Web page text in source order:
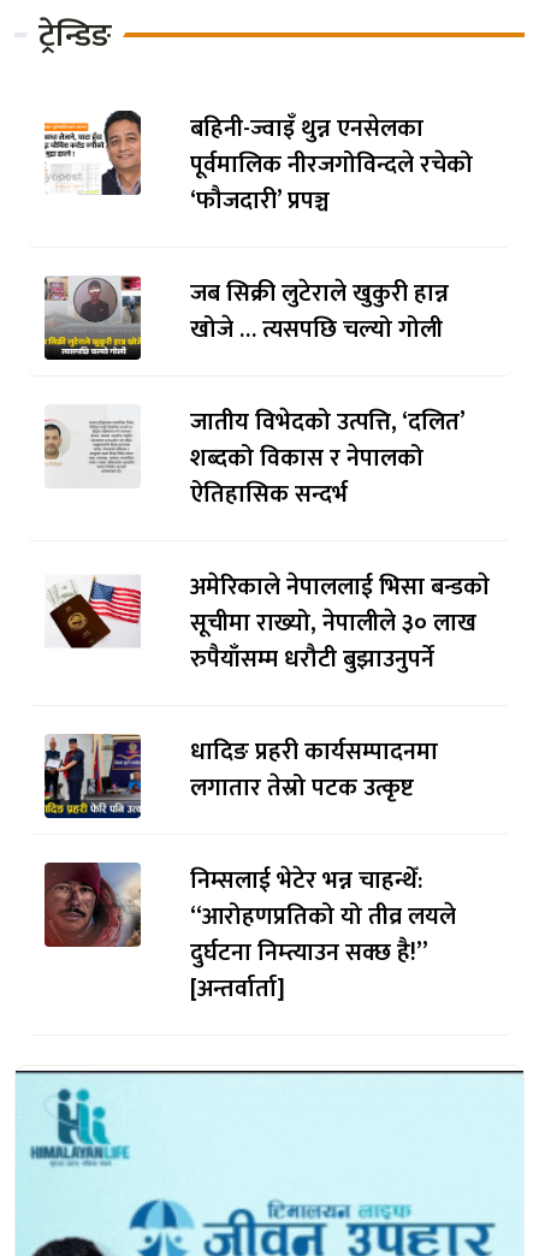
ट्रेन्डिङ
बहिनी-ज्वाइँ थुन्न एनसेलका
पूर्वमालिक नीरजगोविन्दले रचेको
‘फौजदारी’ प्रपञ्च
जब सिक्री लुटेराले खुकुरी हान्न
खोजे … त्यसपछि चल्यो गोली
जातीय विभेदको उत्पत्ति, ‘दलित’
शब्दको विकास र नेपालको
ऐतिहासिक सन्दर्भ
अमेरिकाले नेपाललाई भिसा बन्डकाे
सूचीमा राख्यो, नेपालीले ३० लाख
रुपैयाँसम्म धरौटी बुझाउनुपर्ने
धादिङ प्रहरी कार्यसम्पादनमा
लगातार तेस्रो पटक उत्कृष्ट
निम्सलाई भेटेर भन्न चाहन्थेँ:
“आरोहणप्रतिको यो तीव्र लयले
दुर्घटना निम्त्याउन सक्छ है!”
[अन्तर्वार्ता]